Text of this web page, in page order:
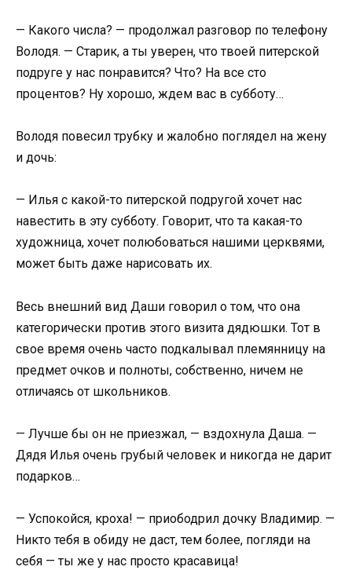
— Какого числа? — продолжал разговор по телефону
Володя. — Старик, а ты уверен, что твоей питерской
подруге у нас понравится? Что? На все сто
процентов? Ну хорошо, ждем вас в субботу…
Володя повесил трубку и жалобно поглядел на жену
и дочь:
— Илья с какой-то питерской подругой хочет нас
навестить в эту субботу. Говорит, что та какая-то
художница, хочет полюбоваться нашими церквями,
может быть даже нарисовать их.
Весь внешний вид Даши говорил о том, что она
категорически против этого визита дядюшки. Тот в
свое время очень часто подкалывал племянницу на
предмет очков и полноты, собственно, ничем не
отличаясь от школьников.
— Лучше бы он не приезжал, — вздохнула Даша. —
Дядя Илья очень грубый человек и никогда не дарит
подарков…
— Успокойся, кроха! — приободрил дочку Владимир. —
Никто тебя в обиду не даст, тем более, погляди на
себя — ты же у нас просто красавица!